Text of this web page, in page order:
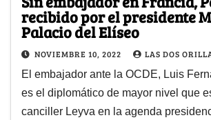
recibido por el presidente
Palacio del Elíseo
NOVIEMBRE 10, 2022 LAS DOS
El embajador ante la OCDE, Luis
es el diplomático de mayor nivel que
canciller Leyva en la agenda